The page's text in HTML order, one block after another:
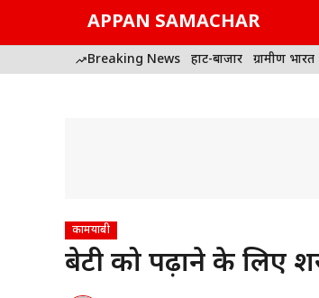
APPAN SAMACHAR
Breaking News हाट-बाजार ग्रामीण भारत
कामयाबी
बेटी को पढ़ाने के लिए